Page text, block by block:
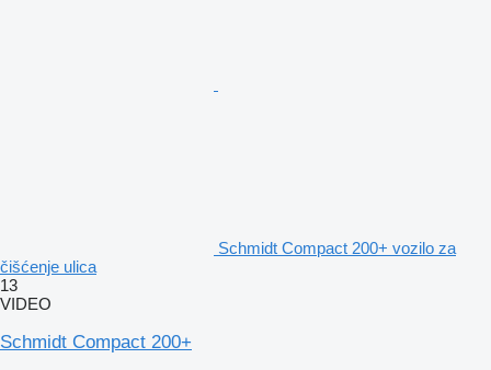
Schmidt Compact 200+ vozilo za
čišćenje ulica
13
VIDEO
Schmidt Compact 200+